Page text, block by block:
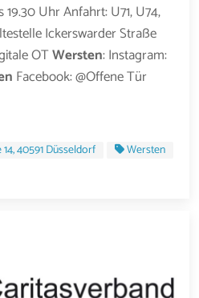
19.30 Uhr Anfahrt: U71, U74,
Ickerswarder Straße
OTWersten: Instagram:
Facebook: @Offene Tür
40591 Düsseldorf
Wersten